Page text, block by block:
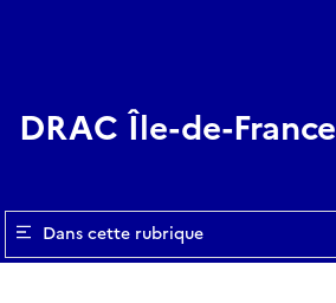
DRAC Île-de-France
Dans cette rubrique